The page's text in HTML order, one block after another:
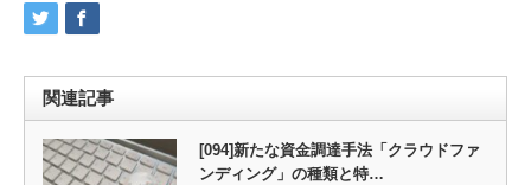
関連記事
[094]新たな資金調達手法「クラウドファ
ンディング」の種類と特…